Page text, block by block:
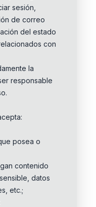
sesión,
de correo
del estado
con
la
responsable
posea o
contenido
datos
etc.;